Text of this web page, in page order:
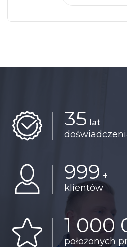
35 lat
999 +
klientów
1 000
położonych